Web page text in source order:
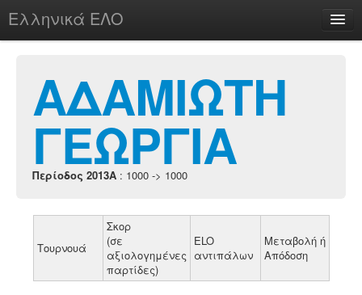
Ελληνικά ΕΛΟ
chesstu.be @ discord
Login
ΑΔΑΜΙΩΤΗ
ΓΕΩΡΓΙΑ
Περίοδος 2013A : 1000 -> 1000
Τουρνουά
Σκορ
(σε
αξιολογημένες
παρτίδες)
ELO
αντιπάλων
Μεταβολή ή
Απόδοση